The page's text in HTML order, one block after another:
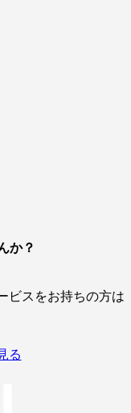
か？
ビスをお持ちの方は
る